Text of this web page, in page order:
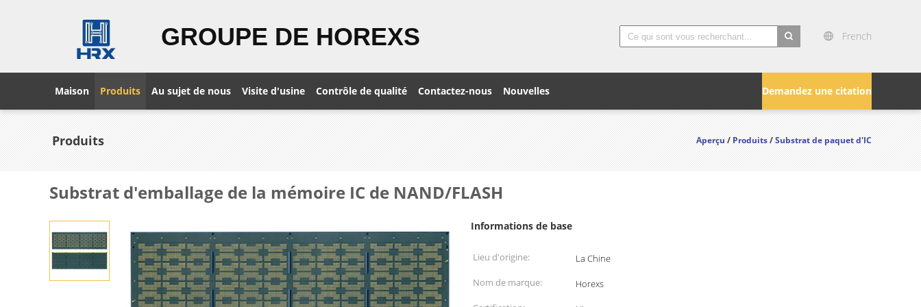
GROUPE DE HOREXS French
Demandez une citation
Maison Produits Au sujet de nous Visite d'usine Contrôle de qualité Contactez-nous Nouvelles
Produits Aperçu/Produits/Substrat de paquet d'IC
Substrat d'emballage de la mémoire IC de NAND/FLASH
Informations de base
Lieu d'origine:
La Chine
Nom de marque:
Horexs